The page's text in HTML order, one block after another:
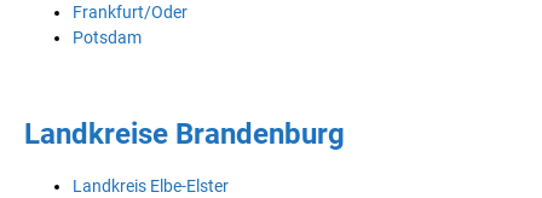
Frankfurt/Oder
Potsdam
Landkreise Brandenburg
Landkreis Elbe-Elster